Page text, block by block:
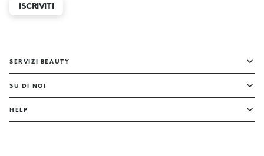
ISCRIVITI
SERVIZI BEAUTY
SU DI NOI
HELP